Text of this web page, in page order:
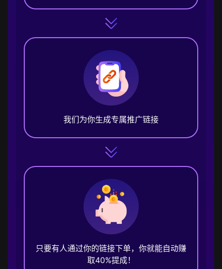
我们为你生成专属推广链接
只要有人通过你的链接下单，你就能自动赚
取40%提成！